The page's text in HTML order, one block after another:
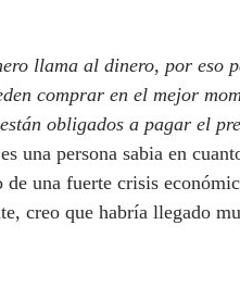
llama al dinero, por eso
comprar en el mejor
obligados a pagar el
una persona sabia en
una fuerte crisis
creo que habría llegado